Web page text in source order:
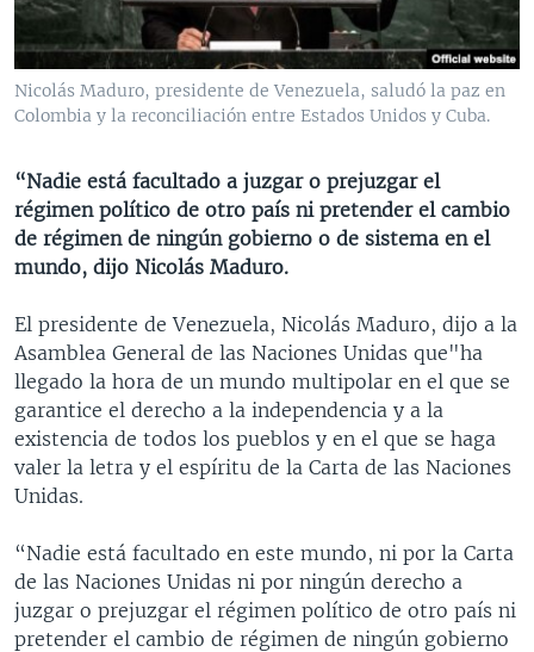
VENEZUELA
BRASIL
NICARAGUA
ECONOMÍA
ENTRETENIMIENTO Y CULTURA
TECNOLOGÍA
CIENCIA Y SALUD
MULTIMEDIA
VIDEOS
FOTOGRAFÍA
PROGRAMAS TV
EL MUNDO AL DÍA
VISIÓN 360
LAS CLAVES
PANORAMA
RADIO
AUDIONOTICIAS
BUENOS DÍAS AMÉRICA
ESTADOS UNIDOS AL DÍA
EL MUNDO AL DÍA [RADIO]
FORO [RADIO]
DEPORTIVO INTERNACIONAL
NOTA ECONÓMICA
ENTRETENIMIENTO
DOCUMENTALES DE LA VOA
Learning English
SÍGANOS
Idiomas
Nicolás Maduro, presidente de Venezuela, saludó la paz en
Colombia y la reconciliación entre Estados Unidos y Cuba.
“Nadie está facultado a juzgar o prejuzgar el
régimen político de otro país ni pretender el cambio
de régimen de ningún gobierno o de sistema en el
mundo, dijo Nicolás Maduro.
El presidente de Venezuela, Nicolás Maduro, dijo a la
Asamblea General de las Naciones Unidas que"ha
llegado la hora de un mundo multipolar en el que se
garantice el derecho a la independencia y a la
existencia de todos los pueblos y en el que se haga
valer la letra y el espíritu de la Carta de las Naciones
Unidas.
“Nadie está facultado en este mundo, ni por la Carta
de las Naciones Unidas ni por ningún derecho a
juzgar o prejuzgar el régimen político de otro país ni
pretender el cambio de régimen de ningún gobierno